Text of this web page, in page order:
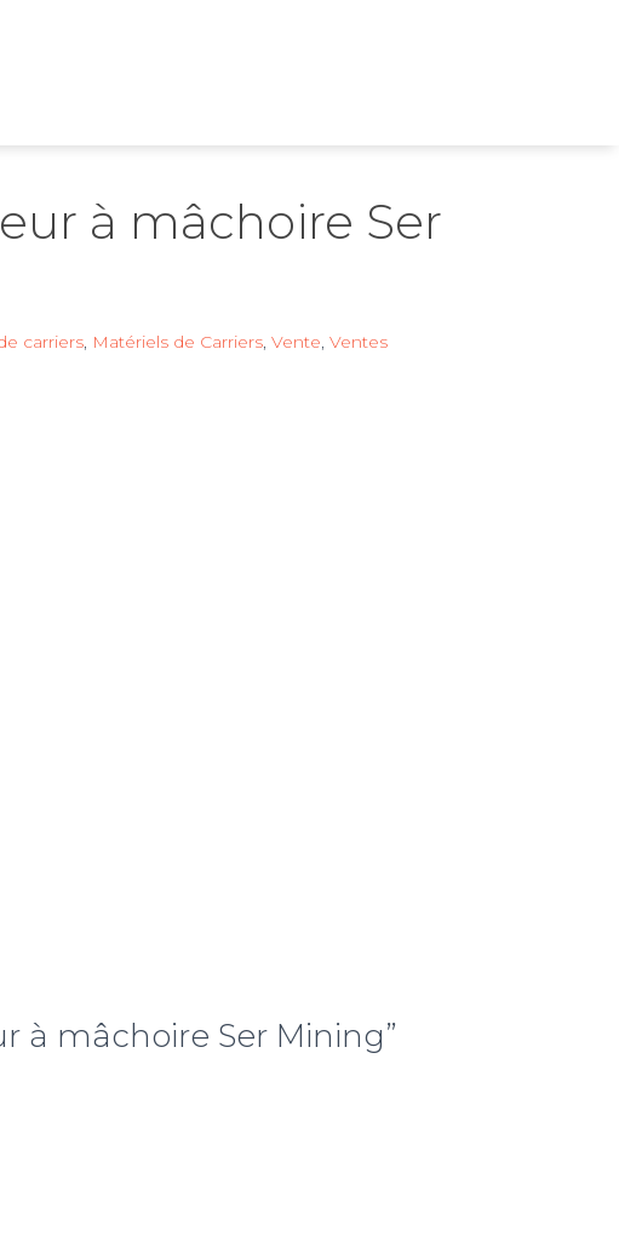
à mâchoire Ser
carriers, Matériels de Carriers, Vente, Ventes
à mâchoire Ser Mining”